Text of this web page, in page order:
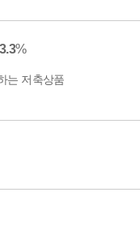
3.3%
는 저축상품